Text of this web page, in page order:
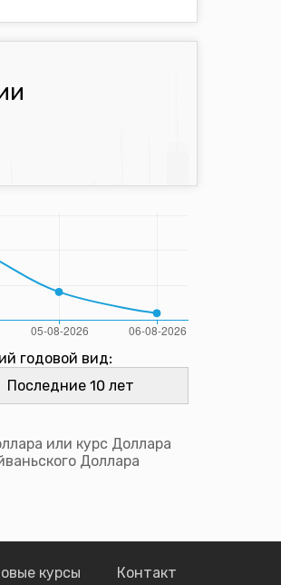
годовой вид:
или курс Доллара
Доллара
курсы Контакт